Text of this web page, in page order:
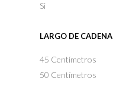
Si
LARGO DE CADENA
45 Centímetros
50 Centímetros